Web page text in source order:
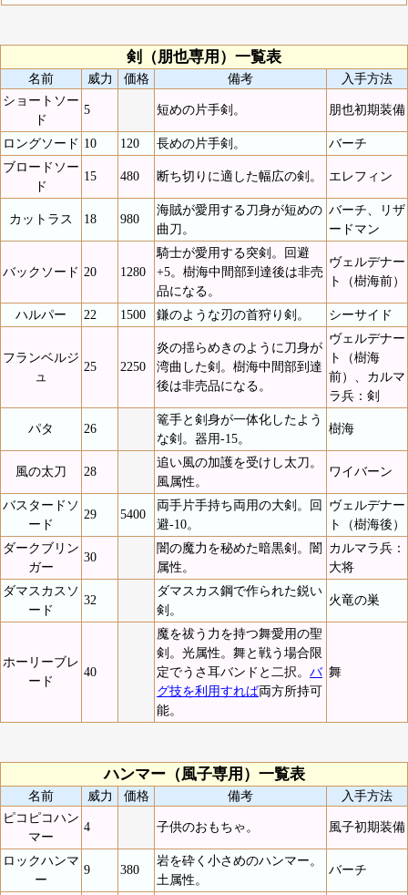
剣（朋也専用）一覧表
名前 威力 価格 備考
入手方法
ショートソー
ド
5 短めの片手剣。 朋也初期装備
ロングソード 10 120 長めの片手剣。
バーチ
ブロードソー
ド
15 480 断ち切りに適した幅広の剣。 エレフィン
カットラス 18 980
海賊が愛用する刀身が短めの
曲刀。
バーチ、リザ
ードマン
バックソード 20 1280
騎士が愛用する突剣。回避
+5。樹海中間部到達後は非売
品になる。
ヴェルデナー
ト（樹海前）
ハルパー 22 1500 鎌のような刃の首狩り剣。 シーサイド
フランベルジ
ュ
25 2250
炎の揺らめきのように刀身が
湾曲した剣。樹海中間部到達
後は非売品になる。
ヴェルデナー
ト（樹海
前）、カルマ
ラ兵：剣
パタ 26
篭手と剣身が一体化したよう
な剣。器用-15。
樹海
風の太刀 28
追い風の加護を受けし太刀。
風属性。
ワイバーン
バスタードソ
ード
29 5400
両手片手持ち両用の大剣。回
避-10。
ヴェルデナー
ト（樹海後）
ダークブリン
ガー
30
闇の魔力を秘めた暗黒剣。闇
属性。
カルマラ兵：
大将
ダマスカスソ
ード
32
ダマスカス鋼で作られた鋭い
剣。
火竜の巣
ホーリーブレ
ード
40
魔を祓う力を持つ舞愛用の聖
剣。光属性。舞と戦う場合限
定でうさ耳バンドと二択。 バ
グ技を利用すれば両方所持可
能。
舞
ハンマー（風子専用）一覧表
名前 威力 価格 備考
入手方法
ピコピコハン
マー
4 子供のおもちゃ。 風子初期装備
ロックハンマ
ー
9 380
岩を砕く小さめのハンマー。
土属性。
バーチ